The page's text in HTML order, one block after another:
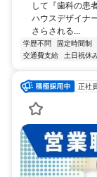
して『歯科の患
ハウスデザイナ
さらされる...
学歴不問 固定時間制
交通費支給
土日祝休
正社